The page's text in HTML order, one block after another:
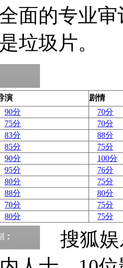
面的专业
垃圾片。
演
剧情
90分
70分
75分
70分
83分
88分
85分
75分
90分
100分
95分
76分
80分
75分
88分
80分
70分
75分
80分 75分
搜狐娱